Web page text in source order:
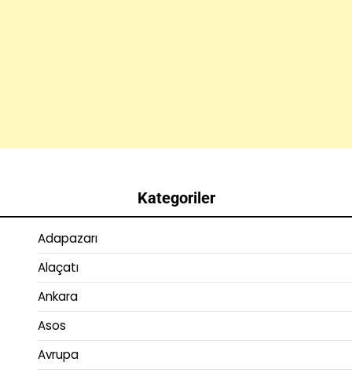
Kategoriler
Adapazarı
Alaçatı
Ankara
Asos
Avrupa